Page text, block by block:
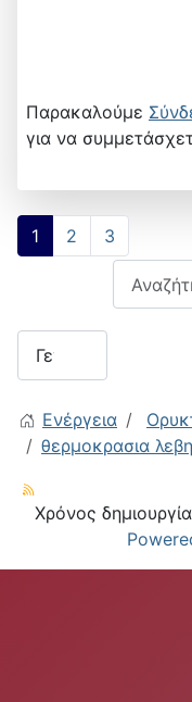
Παρακαλούμε
για να
1 2 3
Ενέργεια
θερμοκρασια
Χρόνος